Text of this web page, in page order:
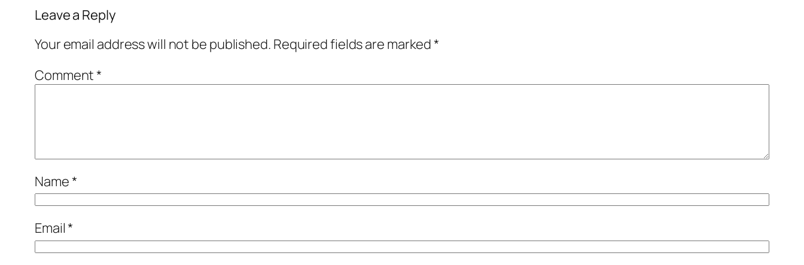
Leave a Reply
Your email address will not be published. Required fields are marked*
Comment*
Name*
Email*